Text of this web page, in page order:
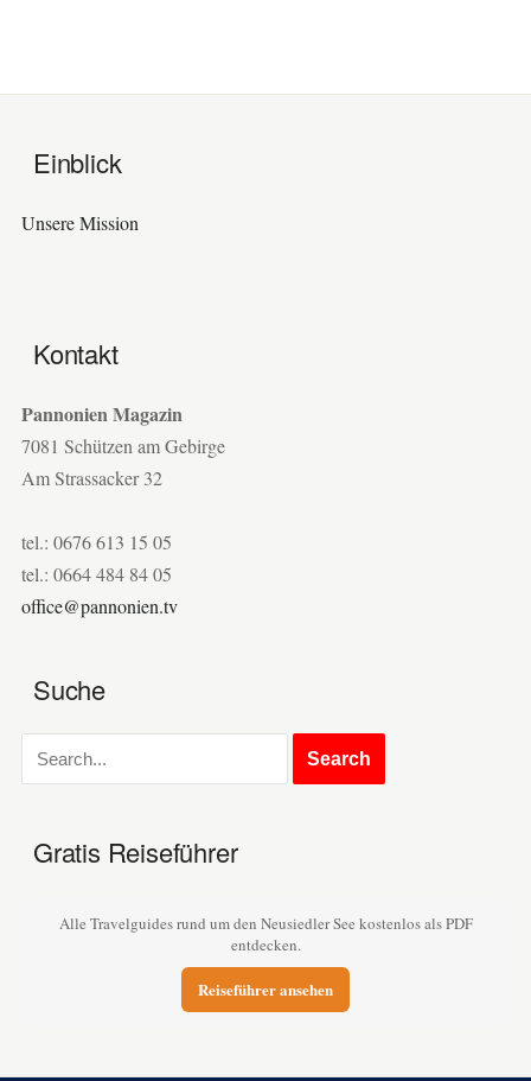
Einblick
Unsere Mission
Kontakt
Pannonien Magazin
7081 Schützen am Gebirge
Am Strassacker 32
tel.: 0676 613 15 05
tel.: 0664 484 84 05
office@pannonien.tv
Suche
Gratis Reiseführer
Alle Travelguides rund um den Neusiedler See kostenlos als PDF
entdecken.
Reiseführer ansehen